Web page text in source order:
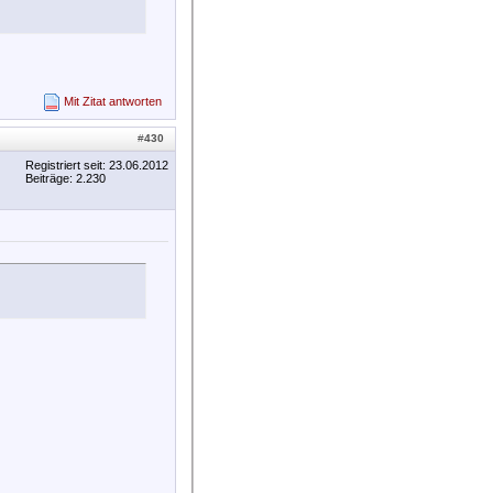
Mit Zitat antworten
#430
Registriert seit: 23.06.2012
Beiträge: 2.230